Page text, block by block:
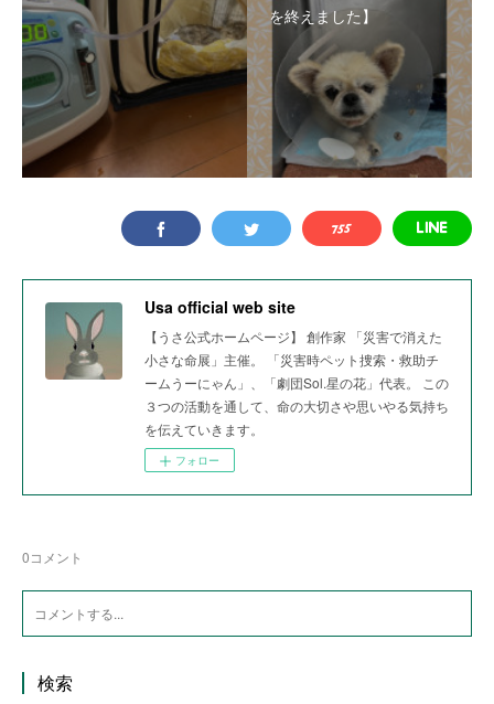
を終えました】
Usa official web site
【うさ公式ホームページ】 創作家 「災害で消えた
小さな命展」主催。 「災害時ペット捜索・救助チ
ームうーにゃん」、「劇団Sol.星の花」代表。 この
３つの活動を通して、命の大切さや思いやる気持ち
を伝えていきます。
フォロー
0コメント
検索